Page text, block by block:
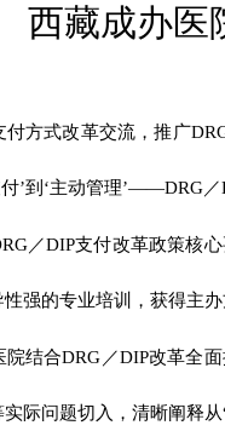
西藏成办医
方式改革交流，推广
’到‘主动管理’——DRG
／DIP支付改革政策核
强的专业培训，获得主
院结合DRG／DIP改革全
际问题切入，清晰阐释